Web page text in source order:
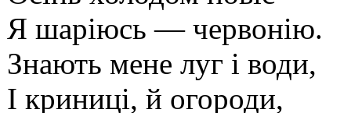
Я шаріюсь — червонію.
Знають мене луг і води,
І криниці, й огороди,